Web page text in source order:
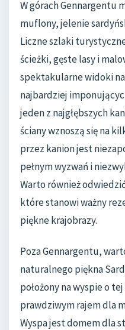
W górach Gennargentu
muflony, jelenie
Liczne szlaki
ścieżki, gęste lasy i
spektakularne widoki na
najbardziej
jeden z najgłębszych
ściany wznoszą się na
przez kanion jest
pełnym wyzwań i
Warto również
które stanowi ważny
piękne krajobrazy.
Poza Gennargentu,
naturalnego piękna
położony na wyspie o
prawdziwym rajem dla
Wyspa jest domem dla